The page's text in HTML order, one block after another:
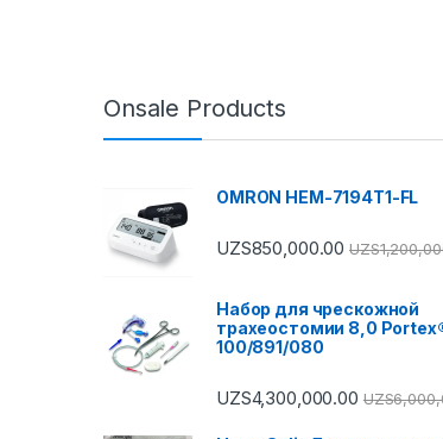
Onsale Products
OMRON HEM-7194T1-FL
UZS850,000.00 UZS
Набор для чрескожной
трахеостомии 8,0
100/891/080
UZS4,300,000.00 UZS